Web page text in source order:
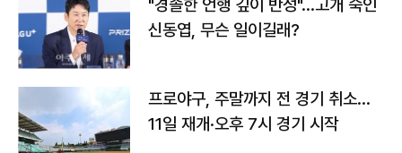
"경솔한 언행 깊이 반성"…고개 숙인
신동엽, 무슨 일이길래?
프로야구, 주말까지 전 경기 취소…
11일 재개·오후 7시 경기 시작